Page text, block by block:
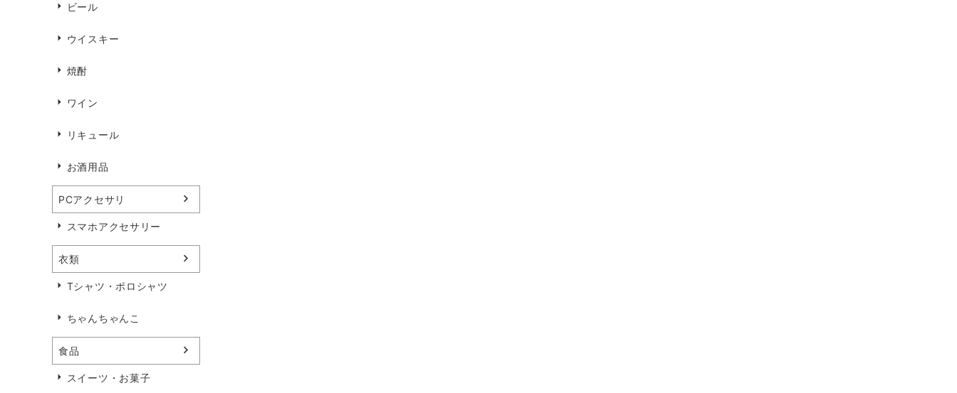
ビール
ウイスキー
焼酎
ワイン
リキュール
お酒用品
PCアクセサリ
スマホアクセサリー
衣類
Tシャツ・ポロシャツ
ちゃんちゃんこ
食品
スイーツ・お菓子